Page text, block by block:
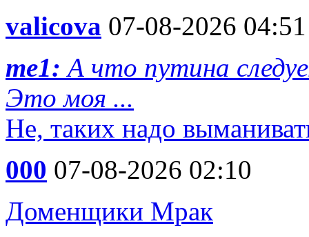
valicova 07-08-2026 04:51
me1:А что путина
Это моя ...
Не, таких надо
000 07-08-2026 02:10
Доменщики Мрак